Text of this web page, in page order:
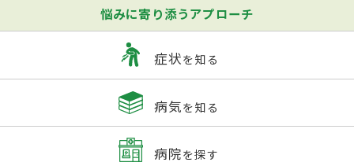
悩みに寄り添うアプローチ
症状を知る
病気を知る
病院を探す